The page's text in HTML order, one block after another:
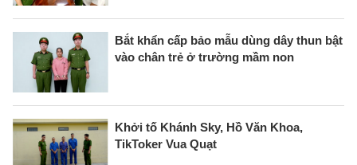
Bắt khẩn cấp bảo mẫu dùng dây thun bật
vào chân trẻ ở trường mầm non
Khởi tố Khánh Sky, Hồ Văn Khoa,
TikToker Vua Quạt